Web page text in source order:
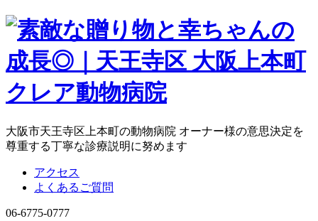
大阪市天王寺区上本町の動物病院 オーナー様の意思決定を
尊重する丁寧な診療説明に努めます
アクセス
よくあるご質問
06-6775-0777